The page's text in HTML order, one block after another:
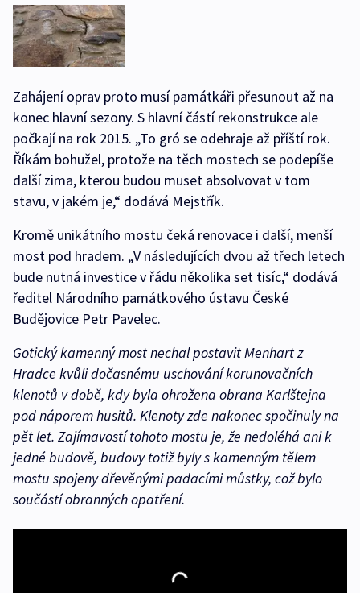
Zahájení oprav proto musí památkáři přesunout až na
konec hlavní sezony. S hlavní částí rekonstrukce ale
počkají na rok 2015. „To gró se odehraje až příští rok.
Říkám bohužel, protože na těch mostech se podepíše
další zima, kterou budou muset absolvovat v tom
stavu, v jakém je,“ dodává Mejstřík.
Kromě unikátního mostu čeká renovace i další, menší
most pod hradem. „V následujících dvou až třech letech
bude nutná investice v řádu několika set tisíc,“ dodává
ředitel Národního památkového ústavu České
Budějovice Petr Pavelec.
Gotický kamenný most nechal postavit Menhart z
Hradce kvůli dočasnému uschování korunovačních
klenotů v době, kdy byla ohrožena obrana Karlštejna
pod náporem husitů. Klenoty zde nakonec spočinuly na
pět let. Zajímavostí tohoto mostu je, že nedoléhá ani k
jedné budově, budovy totiž byly s kamenným tělem
mostu spojeny dřevěnými padacími můstky, což bylo
součástí obranných opatření.